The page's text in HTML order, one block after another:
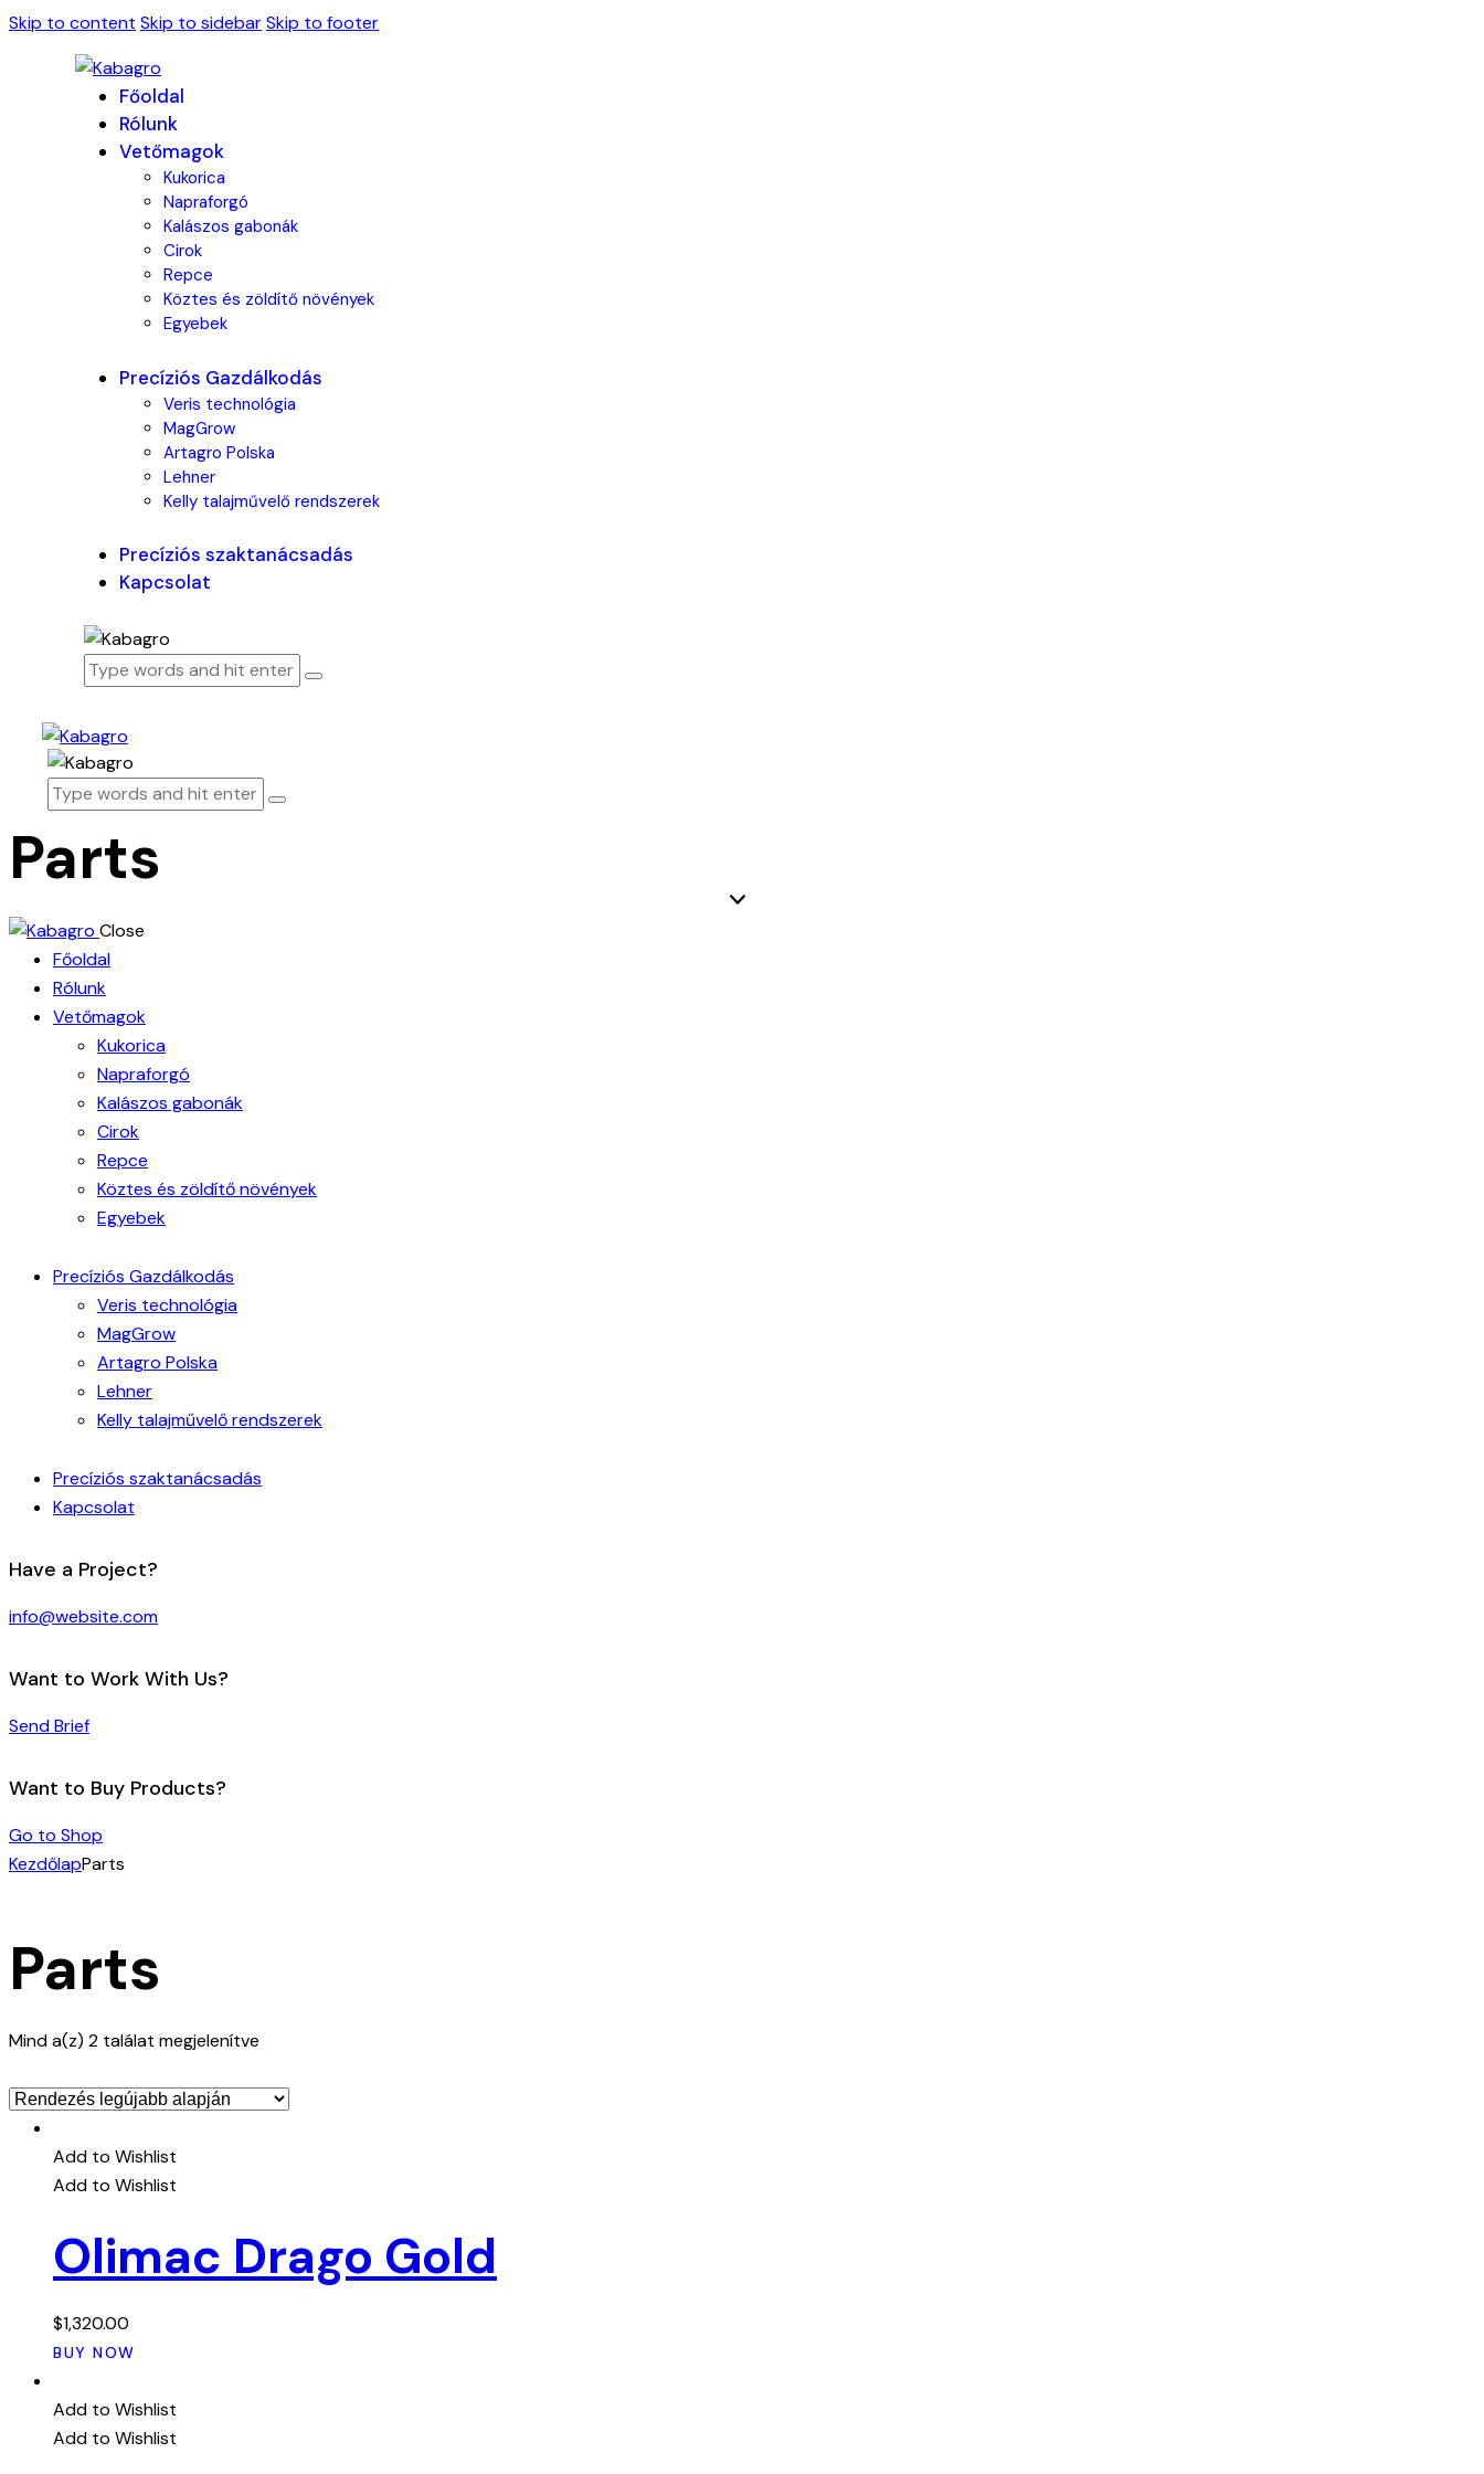
Skip to content Skip to sidebarSkip to footer
Főoldal
Rólunk
Vetőmagok
Kukorica
Napraforgó
Kalászos gabonák
Cirok
Repce
Köztes és zöldítő növények
Egyebek
Precíziós Gazdálkodás
Veris technológia
MagGrow
Artagro Polska
Lehner
Kelly talajművelő rendszerek
Precíziós szaktanácsadás
Kapcsolat
Parts
Close
Főoldal
Rólunk
Vetőmagok
Kukorica
Napraforgó
Kalászos gabonák
Cirok
Repce
Köztes és zöldítő növények
Egyebek
Precíziós Gazdálkodás
Veris technológia
MagGrow
Artagro Polska
Lehner
Kelly talajművelő rendszerek
Precíziós szaktanácsadás
Kapcsolat
Have a Project?
info@website.com
Want to Work With Us?
Send Brief
Want to Buy Products?
Go to Shop
KezdőlapParts
Parts
Mind a(z) 2 találat megjelenítve
latest
Add to Wishlist
Add to Wishlist
Olimac Drago Gold
$1,320.00
BUY NOW
Add to Wishlist
Add to Wishlist